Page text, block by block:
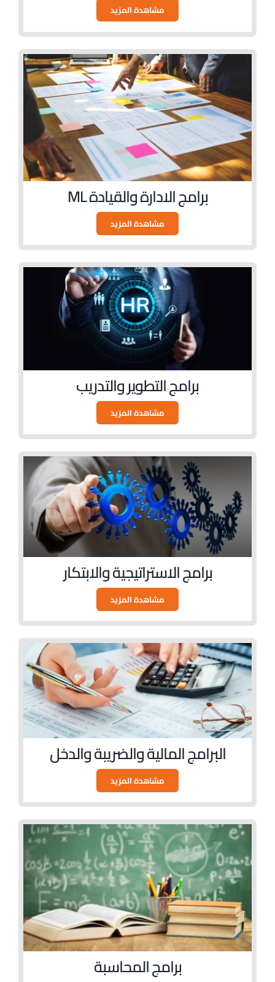
مشاهدة المزيد
برامج الادارة والقيادة ML
مشاهدة المزيد
برامج التطوير والتدريب
مشاهدة المزيد
برامج الاستراتيجية والابتكار
مشاهدة المزيد
البرامج المالية والضريبة والدخل
مشاهدة المزيد
برامج المحاسبة